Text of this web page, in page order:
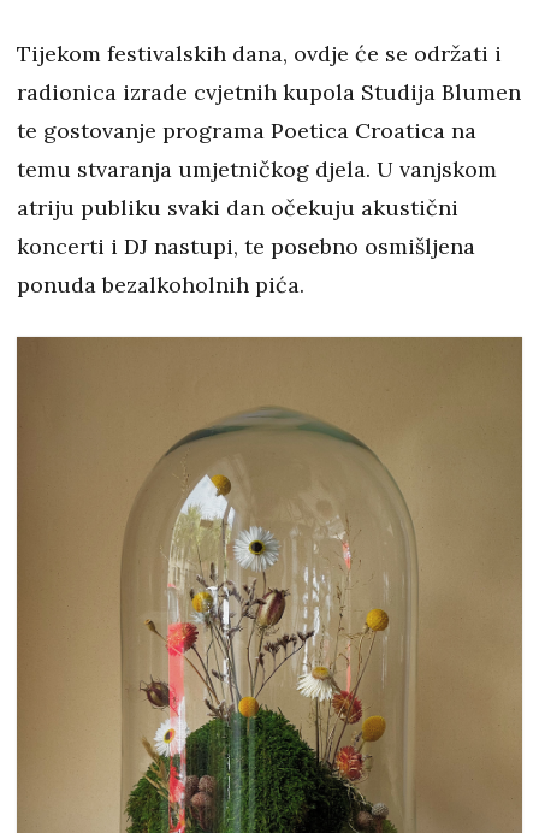
Tijekom festivalskih dana, ovdje će se održati i
radionica izrade cvjetnih kupola Studija Blumen
te gostovanje programa Poetica Croatica na
temu stvaranja umjetničkog djela. U vanjskom
atriju publiku svaki dan očekuju akustični
koncerti i DJ nastupi, te posebno osmišljena
ponuda bezalkoholnih pića.